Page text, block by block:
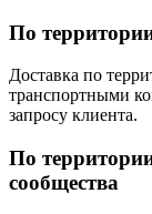
По
Доставка по
транспортными
запросу клиента.
По
сообщества